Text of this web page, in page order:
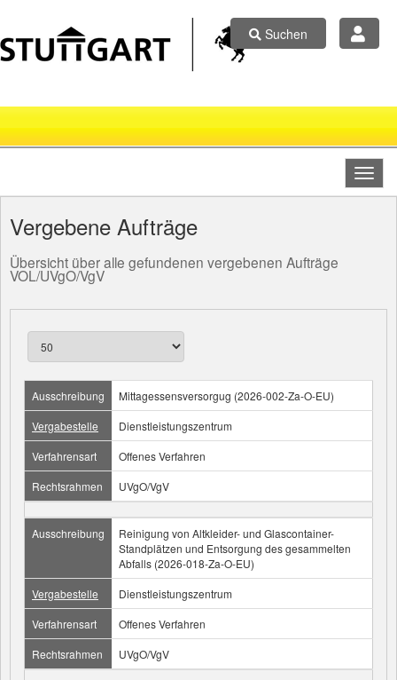
Suchen
Vergebene Aufträge
Übersicht über alle gefundenen vergebenen Aufträge
VOL/UVgO/VgV
Ausschreibung
Mittagessensversorgug (2026-002-Za-O-EU)
Vergabestelle
Dienstleistungszentrum
Verfahrensart
Offenes Verfahren
Rechtsrahmen
UVgO/VgV
Ausschreibung
Reinigung von Altkleider- und Glascontainer-
Standplätzen und Entsorgung des gesammelten
Abfalls (2026-018-Za-O-EU)
Vergabestelle
Dienstleistungszentrum
Verfahrensart
Offenes Verfahren
Rechtsrahmen
UVgO/VgV